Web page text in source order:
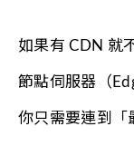
如果有 CDN 就
節點伺服器（
你只需要連到「